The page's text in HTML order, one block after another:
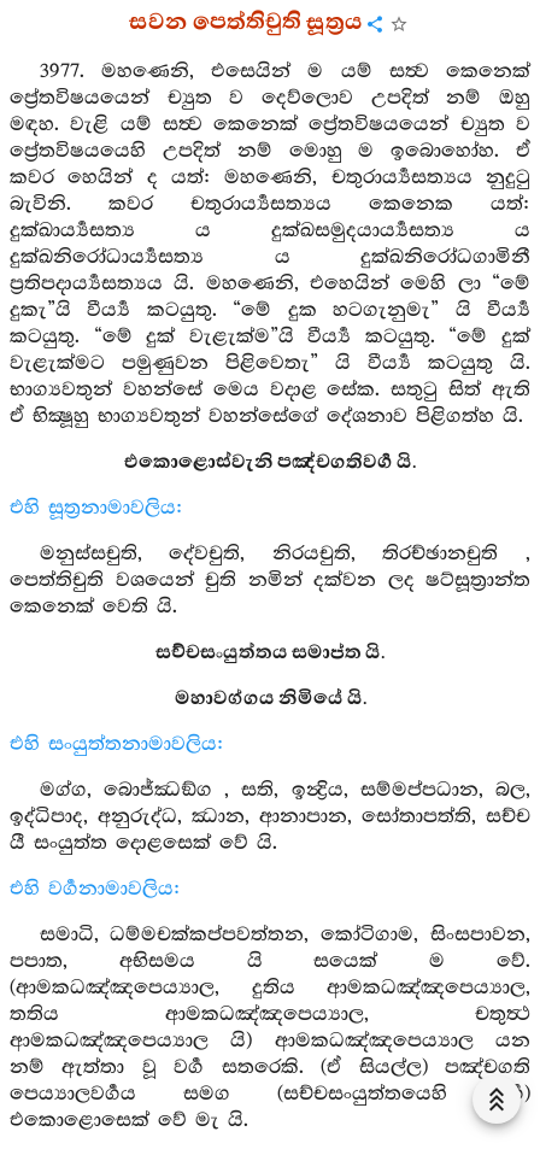
සවන පෙත්තිචුති සූත්‍රය
3977. මහණෙනි, එසෙයින් ම යම් සත්‍ව කෙනෙක්
ප්‍රේතවිෂයයෙන් ච්‍යුත ව දෙව්ලොව උපදිත් නම් ඔහු
මඳහ. වැළි යම් සත්‍ව කෙනෙක් ප්‍රේතවිෂයයෙන් ච්‍යුත ව
ප්‍රේතවිෂයයෙහි උපදිත් නම් මොහු ම ඉබොහෝහ. ඒ
කවර හෙයින් ද යත්: මහණෙනි, චතුරාර්‍ය්‍යසත්‍යය නුදුටු
බැවිනි. කවර චතුරාර්‍ය්‍යසත්‍යය කෙනෙක යත්:
දුක්ඛාර්‍ය්‍යසත්‍ය ය දුක්ඛසමුදයාර්‍ය්‍යසත්‍ය ය
දුක්ඛනිරෝධාර්‍ය්‍යසත්‍ය ය දුක්ඛනිරෝධගාමිනී
ප්‍රතිපදාර්‍ය්‍යසත්‍යය යි. මහණෙනි, එහෙයින් මෙහි ලා “මේ
දුකැ”යි වීර්‍ය්‍ය කටයුතු. “මේ දුක හටගැනුමැ” යි වීර්‍ය්‍ය
කටයුතු. “මේ දුක් වැළැක්ම”යි වීර්‍ය්‍ය කටයුතු. “මේ දුක්
වැළැක්මට පමුණුවන පිළිවෙතැ” යි වීර්‍ය්‍ය කටයුතු යි.
භාග්‍යවතුන් වහන්සේ මෙය වදාළ සේක. සතුටු සිත් ඇති
ඒ භික්‍ෂූහු භාග්‍යවතුන් වහන්සේගේ දේශනාව පිළිගත්හ යි.
එකොළොස්වැනි පඤ්චගතිවර්‍ග යි.
එහි සූත්‍රනාමාවලිය:
මනුස්සචුති, දේවචුති, නිරයචුති, තිරච්ඡානචුති ,
පෙත්තිචුති වශයෙන් චුති නමින් දක්වන ලද ෂට්සූත්‍රාන්ත
කෙනෙක් වෙති යි.
සච්චසංයුත්තය සමාප්ත යි.
මහාවග්ගය නිමියේ යි.
එහි සංයුත්තනාමාවලිය:
මග්ග, බොජ්ඣඞ්ග , සති, ඉන්‍ද්‍රිය, සම්මප්පධාන, බල,
ඉද්ධිපාද, අනුරුද්ධ, ඣාන, ආනාපාන, සෝතාපත්ති, සච්ච
යී සංයුත්ත දොළසෙක් වේ යි.
එහි වර්‍ගනාමාවලිය:
සමාධි, ධම්මචක්කප්පවත්තන, කෝටිගාම, සිංසපාවන,
පපාත, අභිසමය යි සයෙක් ම වේ.
(ආමකධඤ්ඤපෙය්‍යාල, දුතිය ආමකධඤ්ඤපෙය්‍යාල,
තතිය ආමකධඤ්ඤපෙය්‍යාල, චතුත්‍ථ
ආමකධඤ්ඤපෙය්‍යාල යි) ආමකධඤ්ඤපෙය්‍යාල යන
නම් ඇත්තා වූ වර්‍ග සතරෙකි. (ඒ සියල්ල) පඤ්චගති
පෙය්‍යාලවර්‍ගය සමග (සච්චසංයුත්තයෙහි වර්‍ග)
එකොළොසෙක් වේ මැ යි.